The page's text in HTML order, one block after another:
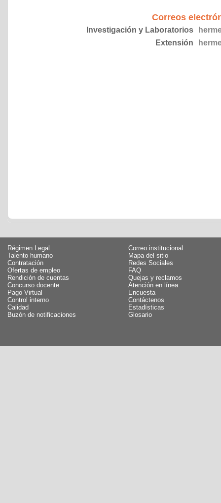
Correos
Investigación y Laboratorios
Extensión
Régimen Legal
Talento humano
Contratación
Ofertas de empleo
Rendición de cuentas
Concurso docente
Pago Virtual
Control interno
Calidad
Buzón de notificaciones
Correo institucional
Mapa del sitio
Redes Sociales
FAQ
Quejas y reclamos
Atención en línea
Encuesta
Contáctenos
Estadísticas
Glosario